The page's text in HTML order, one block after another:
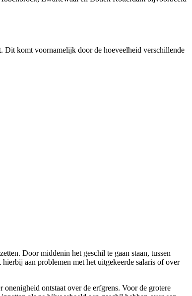
Dit komt voornamelijk door de hoeveelheid verschillende
Door middenin het geschil te gaan staan, tussen
aan problemen met het uitgekeerde salaris of over
ontstaat over de erfgrens. Voor de grotere